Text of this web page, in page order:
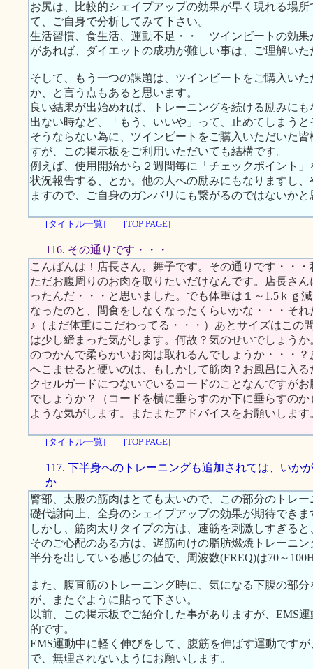
お尻は、比較的シェイプアップの効果が早く現れる場
て、ご自身で分析してみて下さい。
生活習慣、食生活、運動不足・・ ツインビートの効果
があれば、ダイエットの成功が難しい事は、ご理解い
そして、もう一つの課題は、ツインビートをご購入い
か、と言う点もあると思います。
良い結果が出始めれば、トレーニングを続ける励みに
出ない時など、「もう、いいや」って、止めてしまう
そうならない為に、ツインビートをご購入いただいた
すが、この掲示板をご利用いただいても結構です。
例えば、使用開始から２週間毎に「チェックポイント
状況報告する、とか。他の人への励みにもなりますし
ますので、ご自身のガンバリにも繋がるのではないかと
[タイトル一覧] [TOP PAGE]
116. その通りです・・・
こんばんは！店長さん。舞子です。その通りです・・
ただお腹周りのお肉を取りたいだけなんです。店長さ
ったんだ・・・と思いました。でも体重は１～1.5ｋｇ
なったのと、間食をしなくなったくらいかな・・・そ
♪（まだ体重にこだわってる・・・）あとサイズはこの
は少し締まった気がします。何故？気のせいでしょう
のつかんで柔らかいお肉は取れるんでしょうか・・・
へこませると硬いのは、もしかして筋肉？お風呂に入
クセルガードにつないでいるコードのことなんですが
でしょうか？（コードを横に垂らすのか下に垂らすの
ような気がします。またまたアドバイスをお願いします
[タイトル一覧] [TOP PAGE]
117. 下半身へのトレーニングも追加されては、いか
か
臀部、太股の筋肉はとても太いので、この部分のトレ
礎代謝向上、全身のシェイプアップの効果が期待できま
しかし、筋肉太りタイプの方は、速筋を刺激しすぎる
そのご心配のある方は、遅筋向けの脂肪燃焼トレーニ
半分を出している感じの値で、周波数(FREQ)は70～
また、腹直筋のトレーニング時に、気になる下腹の部
が、またぐように貼って下さい。
以前、この掲示板でご紹介した事がありますが、EMS
的です。
EMS運動中に軽く伸びをして、腹筋を伸ばす運動です
で、無理されないようにお願いします。